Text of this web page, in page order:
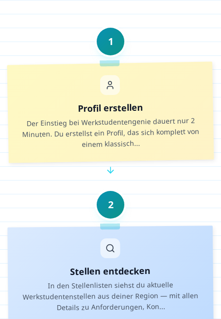
1
Profil erstellen
Der Einstieg bei Werkstudentengenie dauert nur 2
Minuten. Du erstellst ein Profil, das sich komplett von
einem klassisch...
2
Stellen entdecken
In den Stellenlisten siehst du aktuelle
Werkstudentenstellen aus deiner Region — mit allen
Details zu Anforderungen, Kon...